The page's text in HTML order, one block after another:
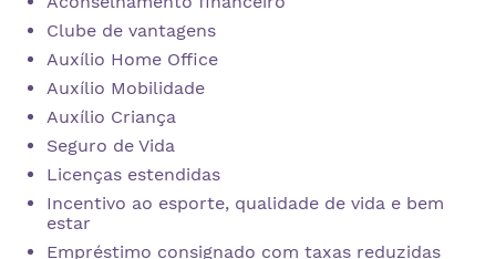
Clube de vantagens
Auxílio Home Office
Auxílio Mobilidade
Auxílio Criança
Seguro de Vida
Licenças estendidas
Incentivo ao esporte, qualidade de vida e bem
estar
Empréstimo consignado com taxas reduzidas